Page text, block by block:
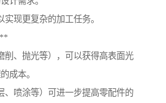
现更复杂的加工任务。
、抛光等），可以获得高表面光
成本。
喷涂等）可进一步提高零配件的